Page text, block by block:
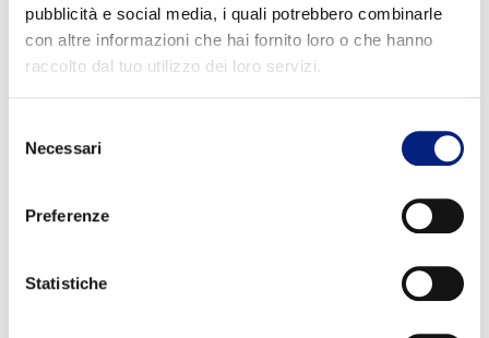
pubblicità e social media, i quali potrebbero combinarle
con altre informazioni che hai fornito loro o che hanno
raccolto dal tuo utilizzo dei loro servizi.
delNecessari
Preferenze
Statistiche
[Lucia Fanfoni, Coordinatrice scolastica, delle Scuole
dell'Infanzia Cristo Re e Minelli Giovannini]